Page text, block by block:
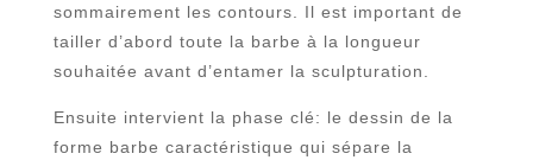
sommairement les contours. Il est important de
tailler d’abord toute la barbe à la longueur
souhaitée avant d’entamer la sculpturation.
Ensuite intervient la phase clé: le dessin de la
forme barbe caractéristique qui sépare la